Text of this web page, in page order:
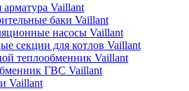
арматура Vaillant
баки Vaillant
насосы Vaillant
секции для котлов Vaillant
теплообменник Vaillant
ГВС Vaillant
Vaillant